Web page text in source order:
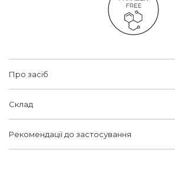
Про засіб
Склад
Рекомендації до застосування